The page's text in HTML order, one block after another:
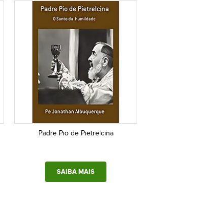
Padre Pio de Pietrelcina
SAIBA MAIS